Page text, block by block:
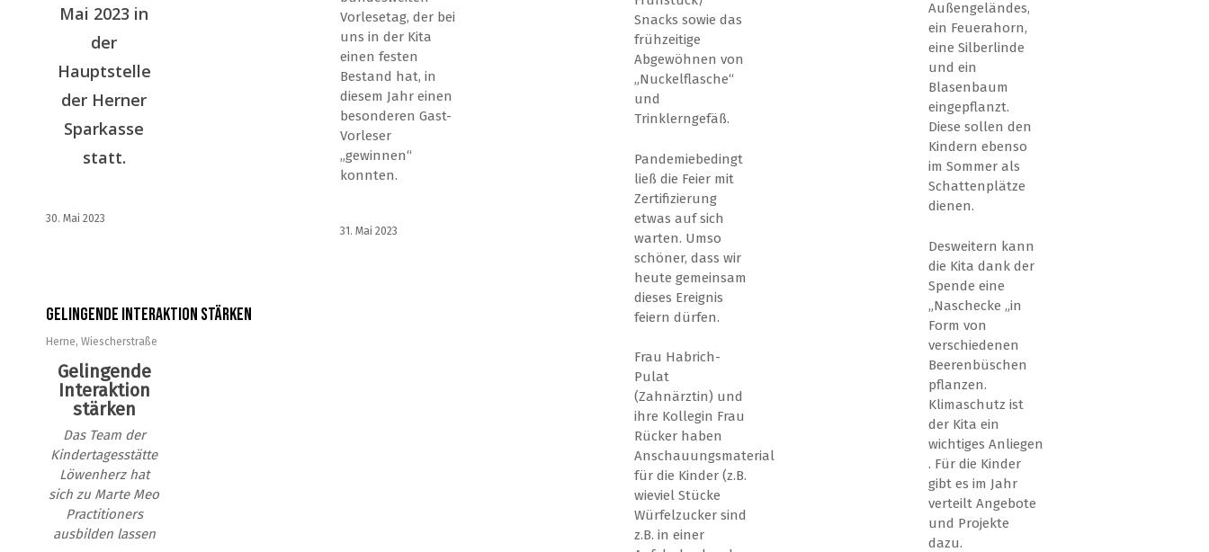
Snacks sowie das
frühzeitige
Abgewöhnen von
„Nuckelflasche“
und
Trinklerngefäß.
Pandemiebedingt
ließ die Feier mit
Zertifizierung
etwas auf sich
warten. Umso
schöner, dass wir
heute gemeinsam
dieses Ereignis
feiern dürfen.
Frau Habrich-
Pulat
(Zahnärztin) und
ihre Kollegin Frau
Rücker haben
Anschauungsmaterial
für die Kinder (z.B.
wieviel Stücke
Würfelzucker sind
z.B. in einer
Vorlesetag, der bei
uns in der Kita
einen festen
Bestand hat, in
diesem Jahr einen
besonderen Gast-
Vorleser
„gewinnen“
konnten.
31. Mai 2023
Mai 2023 in
der
Hauptstelle
der Herner
Sparkasse
statt.
30. Mai 2023
Außengeländes,
ein Feuerahorn,
eine Silberlinde
und ein
Blasenbaum
eingepflanzt.
Diese sollen den
Kindern ebenso
im Sommer als
Schattenplätze
dienen.
Desweitern kann
die Kita dank der
Spende eine
„Naschecke „in
Form von
verschiedenen
Beerenbüschen
pflanzen.
Klimaschutz ist
der Kita ein
wichtiges Anliegen
. Für die Kinder
gibt es im Jahr
verteilt Angebote
und Projekte
dazu.
Gelingende Interaktion stärken
Herne, Wiescherstraße
Gelingende
Interaktion
stärken
Das Team der
Kindertagesstätte
Löwenherz hat
sich zu Marte Meo
Practitioners
ausbilden lassen